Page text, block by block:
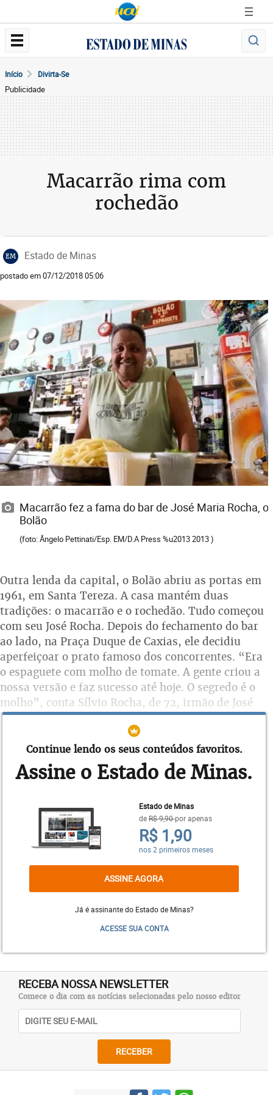
Início Divirta-Se
Publicidade
Macarrão rima com
rochedão
EM Estado de Minas
postado em 07/12/2018 05:06
Macarrão fez a fama do bar de José Maria Rocha, o
Bolão
(foto: Ângelo Pettinati/Esp. EM/D.A Press %u2013 2013 )
Outra lenda da capital, o Bolão abriu as portas em
1961, em Santa Tereza. A casa mantém duas
tradições: o macarrão e o rochedão. Tudo começou
com seu José Rocha. Depois do fechamento do bar
ao lado, na Praça Duque de Caxias, ele decidiu
aperfeiçoar o prato famoso dos concorrentes. “Era
o espaguete com molho de tomate. A gente criou a
nossa versão e faz sucesso até hoje. O segredo é o
molho”, conta Sílvio Rocha, de 72, irmão de José
Maria, o Bolão, afastado dos negócios por
sobrenome da família, leva arroz, feijão, ovo, carne
e pode ter fritas e espaguete. “Muita gente nos
imitou, tem até disputa pela patente. Mas o nosso
continua único”, garante. As porções individuais
custam R$ 17,70 (macarrão), R$ 21 (rochedão
comum) e R$ 25,50 (rochedão especial).
Continue lendo os seus conteúdos favoritos.
Assine o Estado de Minas.
Estado de Minas
deR$ 9,90por apenas
R$ 1,90
nos 2 primeiros meses
ASSINE AGORA
Já é assinante do Estado de Minas?
ACESSE SUA CONTA
RECEBA NOSSA NEWSLETTER
Comece o dia com as notícias selecionadas pelo nosso editor
RECEBER